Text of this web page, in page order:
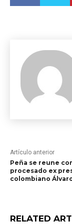
Artículo anterior
Peña se reune
procesado ex
colombiano
RELATED